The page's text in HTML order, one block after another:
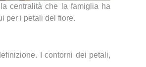
centralità che la famiglia ha
per i petali del fiore.
I contorni dei petali,